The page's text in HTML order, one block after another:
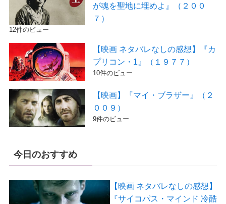
が魂を聖地に埋めよ』（２００
７）
12件のビュー
【映画 ネタバレなしの感想】『カ
プリコン・1』（１９７７）
10件のビュー
【映画】『マイ・ブラザー』（２
００９）
9件のビュー
今日のおすすめ
【映画 ネタバレなしの感想】
『サイコパス・マインド 冷酷